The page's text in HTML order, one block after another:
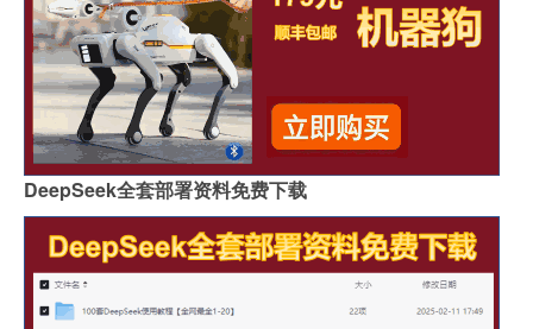
DeepSeek全套部署资料免费下载